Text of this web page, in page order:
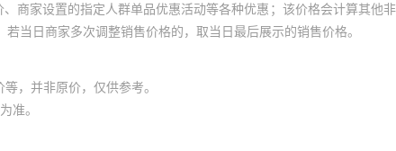
商家设置的指定人群单品优惠活动等各种优惠；该价格会计算其他
当日商家多次调整销售价格的，取当日最后展示的销售价格。
，并非原价，仅供参考。
准。